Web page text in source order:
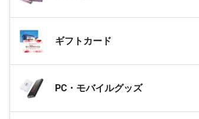
ギフトカード
PC・モバイルグッズ